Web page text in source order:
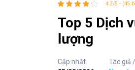
4.2/5 - (45
Top 5 Dịch
lượng
Cập nhật
Tác giả